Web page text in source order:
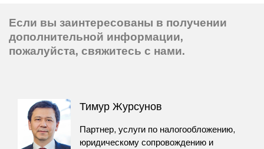
Если вы заинтересованы в получении
дополнительной информации,
пожалуйста, свяжитесь с нами.
Тимур Журсунов
Партнер, услуги по налогообложению,
юридическому сопровождению и